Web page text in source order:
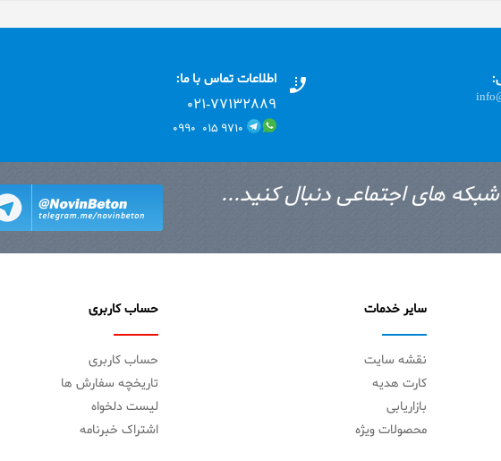
اطلاعات تماس با ما:
۰۲۱-۷۷۱٣۲۸۸۹
۹۷۱۰ ۰۱۵ ۰۹۹۰
شبکه های اجتماعی دنبال کنید...
سایر خدمات
نقشه سایت
کارت هدیه
بازاریابی
محصولات ویژه
حساب کاربری
حساب کاربری
تاریخچه سفارش ها
لیست دلخواه
اشتراک خبرنامه